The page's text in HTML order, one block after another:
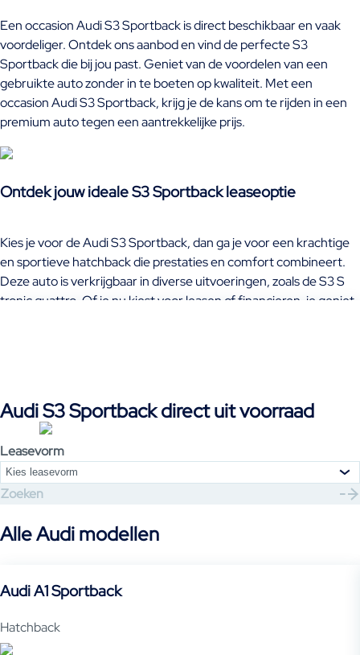
Een occasion Audi S3 Sportback is direct beschikbaar en vaak
voordeliger. Ontdek ons aanbod en vind de perfecte S3
Sportback die bij jou past. Geniet van de voordelen van een
gebruikte auto zonder in te boeten op kwaliteit. Met een
occasion Audi S3 Sportback, krijg je de kans om te rijden in een
premium auto tegen een aantrekkelijke prijs.
Ontdek jouw ideale S3 Sportback leaseoptie
Kies je voor de Audi S3 Sportback, dan ga je voor een krachtige
en sportieve hatchback die prestaties en comfort combineert.
Deze auto is verkrijgbaar in diverse uitvoeringen, zoals de S3 S
tronic quattro. Of je nu kiest voor leasen of financieren, je geniet
Audi S3 Sportback direct uit voorraad
Leasevorm
Kies leasevorm
Zoeken
Alle Audi modellen
Audi A1 Sportback
Hatchback